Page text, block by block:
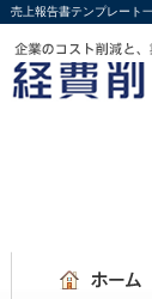
売上報告書テンプレート